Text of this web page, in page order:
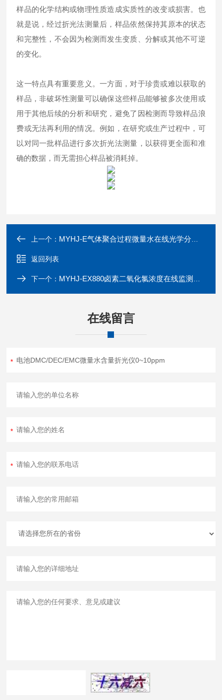
样品的化学结构或物理性质造成实质性的改变或损害。也
就是说，经过折光法测量后，样品依然保持其原本的状态
和完整性，不会因为检测而发生变质、分解或其他不可逆
的变化。
这一特点具有重要意义。一方面，对于珍贵或难以获取的
样品，非破坏性测量可以确保这些样品能够被多次使用或
用于其他后续的分析和研究，避免了因检测而导致样品浪
费或无法再利用的情况。例如，在研究或生产过程中，可
以对同一批样品进行多次折光法测量，以获得更全面和准
确的数据，而无需担心样品被消耗掉。
上一个： MYHJ-E气体聚合过程微量水在线光学分析仪0-100ppm
返回列表
下一个： MYHJ-EX880卤素二氧化氯浓度在线监测水分仪 光学测量
在线留言